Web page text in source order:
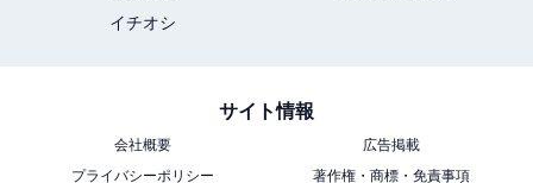
イチオシ
サイト情報
会社概要
広告掲載
プライバシーポリシー
著作権・商標・免責事項